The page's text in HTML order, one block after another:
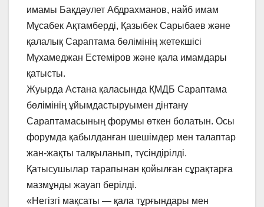
имамы Бақдәулет Абдрахманов, найб имам
Мұсабек Ақтамберді, Қазыбек Сарыбаев және
қалалық Сараптама бөлімінің жетекшісі
Мұхамеджан Естеміров және қала имамдары
қатысты.
Жуырда Астана қаласында ҚМДБ Сараптама
бөлімінің ұйымдастыруымен дінтану
Сараптамасының форумы өткен болатын. Осы
форумда қабылданған шешімдер мен талаптар
жан-жақты талқыланып, түсіндірілді.
Қатысушылар тарапынан қойылған сұрақтарға
мазмұнды жауап берілді.
«Негізгі мақсаты — қала тұрғындары мен